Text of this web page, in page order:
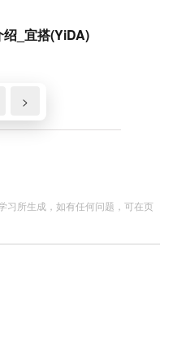
_宜搭(YiDA)
>
习所生成，如有任何问题，可在页